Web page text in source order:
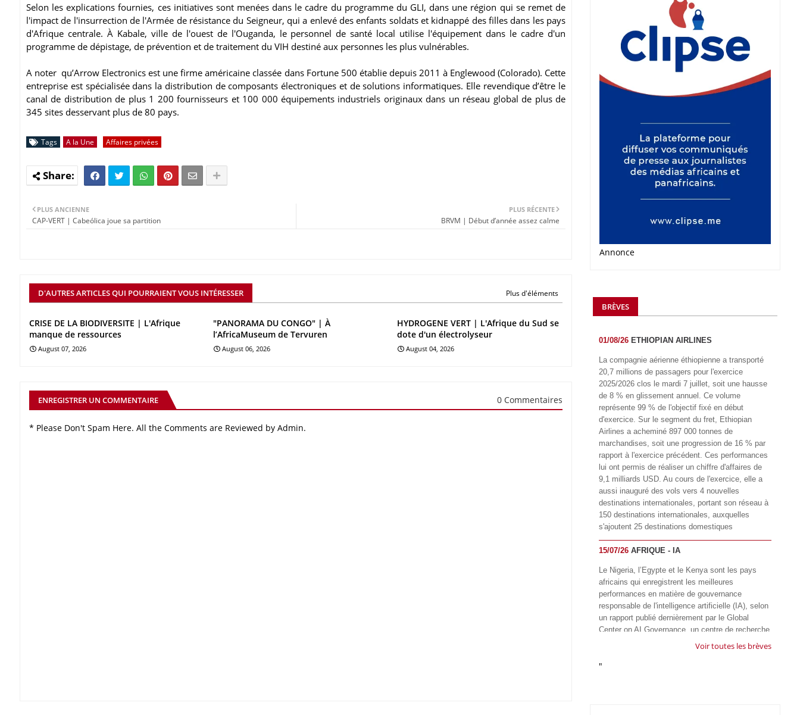
Selon les explications fournies, ces initiatives sont menées dans le cadre du programme du GLI, dans une région qui se remet de
l'impact de l'insurrection de l'Armée de résistance du Seigneur, qui a enlevé des enfants soldats et kidnappé des filles dans les pays
d'Afrique centrale. À Kabale, ville de l'ouest de l'Ouganda, le personnel de santé local utilise l'équipement dans le cadre d'un
programme de dépistage, de prévention et de traitement du VIH destiné aux personnes les plus vulnérables.
A noter qu’Arrow Electronics est une firme américaine classée dans Fortune 500 établie depuis 2011 à Englewood (Colorado). Cette
entreprise est spécialisée dans la distribution de composants électroniques et de solutions informatiques. Elle revendique d’être le
canal de distribution de plus 1 200 fournisseurs et 100 000 équipements industriels originaux dans un réseau global de plus de
345 sites desservant plus de 80 pays.
Tags A la Une Affaires privées
PLUS RÉCENTE
BRVM | Début d’année assez calme
PLUS ANCIENNE
CAP-VERT | Cabeólica joue sa partition
D'AUTRES ARTICLES QUI POURRAIENT VOUS INTÉRESSER Plus d'éléments
CRISE DE LA BIODIVERSITE | L'Afrique
manque de ressources
August 07, 2026
"PANORAMA DU CONGO" | À
l’AfricaMuseum de Tervuren
August 06, 2026
HYDROGENE VERT | L'Afrique du Sud se
dote d'un électrolyseur
August 04, 2026
ENREGISTRER UN COMMENTAIRE 0 Commentaires
* Please Don't Spam Here. All the Comments are Reviewed by Admin.
Annonce
BRÈVES
01/08/26 ETHIOPIAN AIRLINES
La compagnie aérienne éthiopienne a transporté
20,7 millions de passagers pour l'exercice
2025/2026 clos le mardi 7 juillet, soit une hausse
de 8 % en glissement annuel. Ce volume
représente 99 % de l'objectif fixé en début
d'exercice. Sur le segment du fret, Ethiopian
Airlines a acheminé 897 000 tonnes de
marchandises, soit une progression de 16 % par
rapport à l'exercice précédent. Ces performances
lui ont permis de réaliser un chiffre d'affaires de
9,1 milliards USD. Au cours de l'exercice, elle a
aussi inauguré des vols vers 4 nouvelles
destinations internationales, portant son réseau à
150 destinations internationales, auxquelles
s'ajoutent 25 destinations domestiques
15/07/26 AFRIQUE - IA
Le Nigeria, l’Egypte et le Kenya sont les pays
africains qui enregistrent les meilleures
performances en matière de gouvernance
responsable de l'intelligence artificielle (IA), selon
un rapport publié dernièrement par le Global
Center on AI Governance, un centre de recherche
basé en Afrique du Sud, qui œuvre à promouvoir
à l'échelle mondiale. Alors que l’IA transforme
Voir toutes les brèves
"